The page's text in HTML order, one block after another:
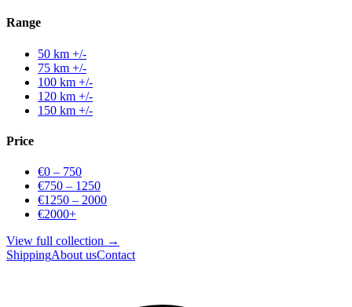
Range
50 km +/-
75 km +/-
100 km +/-
120 km +/-
150 km +/-
Price
€0 – 750
€750 – 1250
€1250 – 2000
€2000+
View full collection →
ShippingAbout usContact